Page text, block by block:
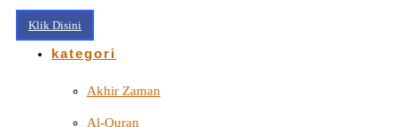
Klik Disini
kategori
Akhir Zaman
Al-Quran